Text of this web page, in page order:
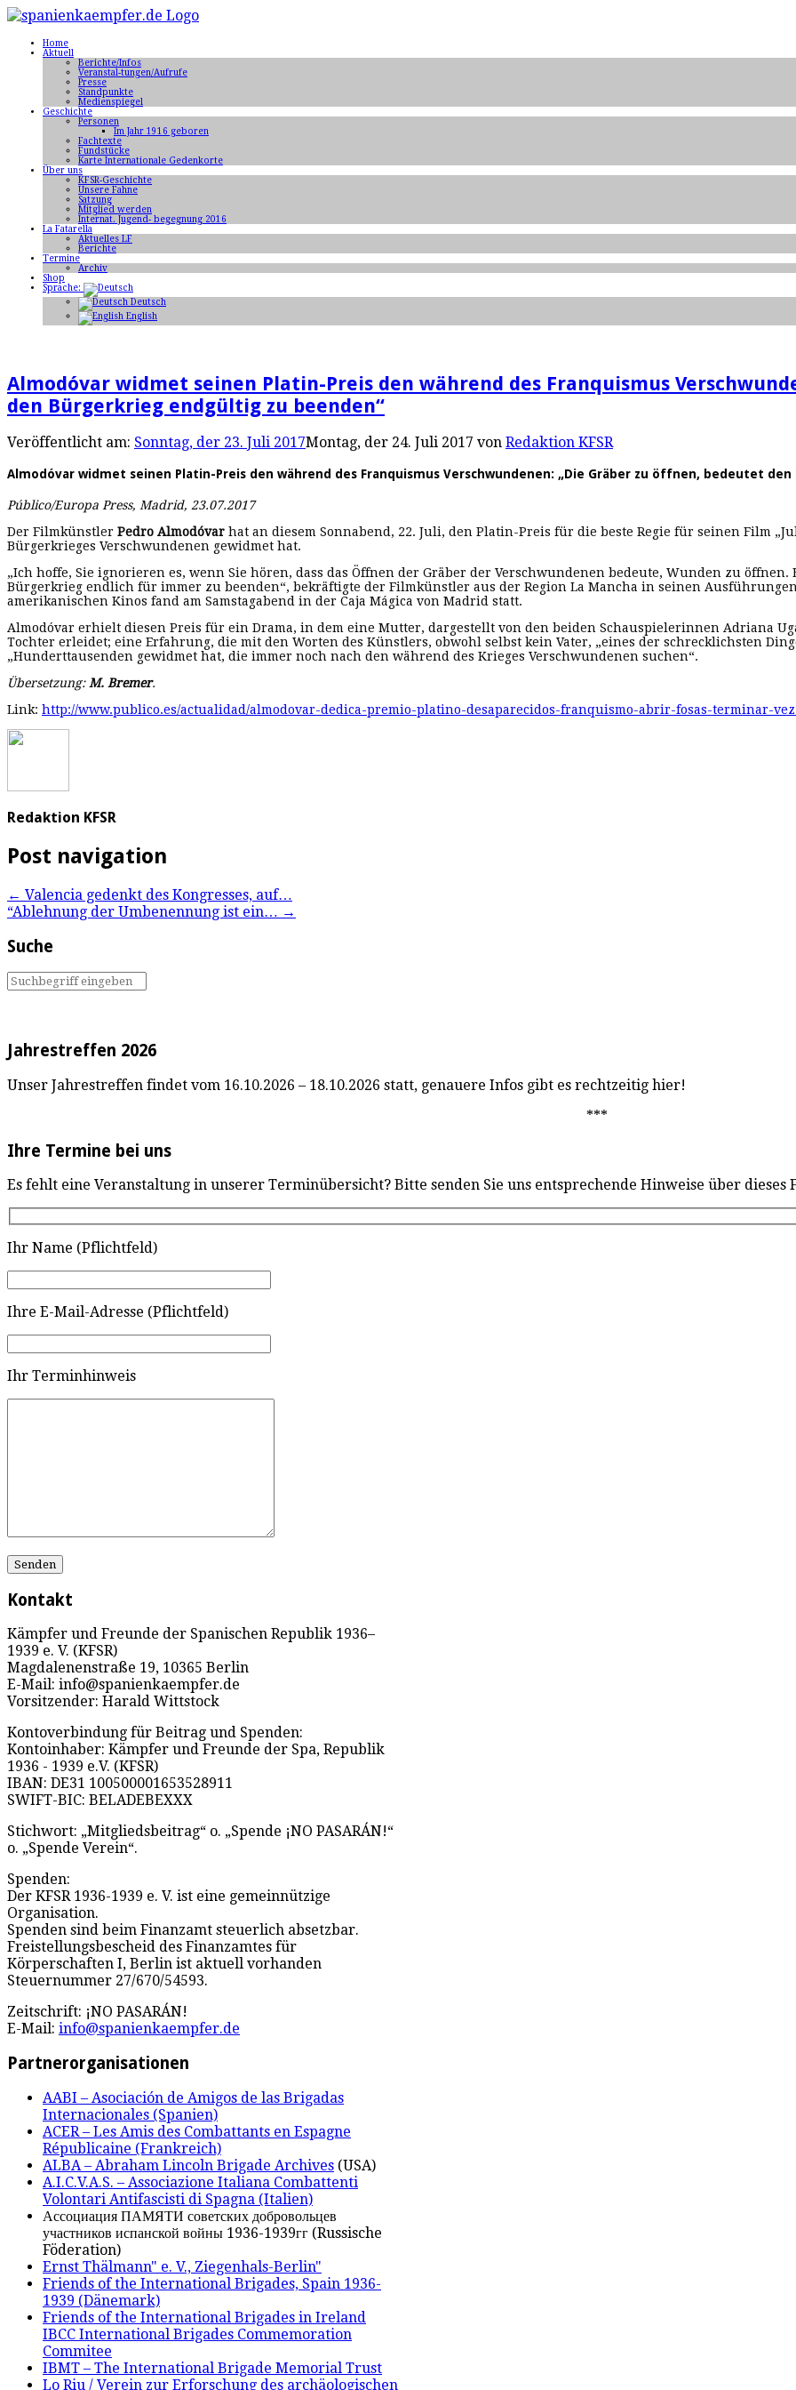
Home
Aktuell
Berichte/Infos
Veranstal-tungen/Aufrufe
Presse
Standpunkte
Medienspiegel
Geschichte
Personen
Im Jahr 1916 geboren
Fachtexte
Fundstücke
Karte Internationale Gedenkorte
Über uns
KFSR-Geschichte
Unsere Fahne
Satzung
Mitglied werden
Internat. Jugend- begegnung 2016
La Fatarella
Aktuelles LF
Berichte
Termine
Archiv
Shop
Sprache:
Deutsch
English
Almodóvar widmet seinen Platin-Preis den während des Franquismus
den Bürgerkrieg endgültig zu beenden“
Veröffentlicht am: Sonntag, der 23. Juli 2017Montag, der 24. Juli 2017 von Redaktion KFSR
Almodóvar widmet seinen Platin-Preis den während des Franquismus Verschwundenen: „Die Gräber zu öffnen, bedeutet
Público/Europa Press, Madrid, 23.07.2017
Der Filmkünstler Pedro Almodóvar hat an diesem Sonnabend, 22. Juli, den Platin-Preis für die beste Regie für seinen Film
Bürgerkrieges Ver­schwundenen gewidmet hat.
„Ich hoffe, Sie ignorieren es, wenn Sie hören, dass das Öffnen der Gräber der Verschwundenen bedeute, Wunden zu
Bürgerkrieg endlich für immer zu be­enden“, bekräftigte der Filmkünstler aus der Region La Mancha in seinen
amerikanischen Kinos fand am Samstagabend in der Caja Mágica von Madrid statt.
Almodóvar erhielt diesen Preis für ein Drama, in dem eine Mutter, dargestellt von den beiden Schau­spielerinnen Adriana
Tochter erleidet; eine Erfahrung, die mit den Worten des Künstlers, obwohl selbst kein Vater, „eines der schrecklichsten
„Hunderttausenden gewidmet hat, die immer noch nach den während des Krieges Verschwundenen suchen“.
Übersetzung: M. Bremer.
Link: http://www.publico.es/actualidad/almodovar-dedica-premio-platino-desaparecidos-franquismo-abrir-fosas-terminar-
Redaktion KFSR
Post navigation
← Valencia gedenkt des Kongresses, auf…
“Ablehnung der Umbenennung ist ein… →
Suche
Jahrestreffen 2026
Unser Jahrestreffen findet vom 16.10.2026 – 18.10.2026 statt, genauere Infos gibt es rechtzeitig hier!
***
Ihre Termine bei uns
Es fehlt eine Veranstaltung in unserer Terminübersicht? Bitte senden Sie uns entsprechende Hinweise über dieses
Ihr Name (Pflichtfeld)
Ihre E-Mail-Adresse (Pflichtfeld)
Ihr Terminhinweis
Kontakt
Kämpfer und Freunde der Spanischen Republik 1936–
1939 e. V. (KFSR)
Magdalenenstraße 19, 10365 Berlin
E-Mail: info@spanienkaempfer.de
Vorsitzender: Harald Wittstock
Kontoverbindung für Beitrag und Spenden:
Kontoinhaber: Kämpfer und Freunde der Spa, Republik
1936 - 1939 e.V. (KFSR)
IBAN: DE31 100500001653528911
SWIFT-BIC: BELADEBEXXX
Stichwort: „Mitgliedsbeitrag“ o. „Spende ¡NO PASARÁN!“
o. „Spende Verein“.
Spenden:
Der KFSR 1936-1939 e. V. ist eine gemeinnützige
Organisation.
Spenden sind beim Finanzamt steuerlich absetzbar.
Freistellungsbescheid des Finanzamtes für
Körperschaften I, Berlin ist aktuell vorhanden
Steuernummer 27/670/54593.
Zeitschrift: ¡NO PASARÁN!
E-Mail: info@spanienkaempfer.de
Partnerorganisationen
AABI – Asociación de Amigos de las Brigadas
Internacionales (Spanien)
ACER – Les Amis des Combattants en Espagne
Républicaine (Frankreich)
ALBA – Abraham Lincoln Brigade Archives (USA)
A.I.C.V.A.S. – Associazione Italiana Combattenti
Volontari Antifascisti di Spagna (Italien)
Ассоциация ПАМЯТИ советских добровольцев
участников испанской войны 1936-1939гг (Russische
Föderation)
Ernst Thälmann" e. V., Ziegenhals-Berlin"
Friends of the International Brigades, Spain 1936-
1939 (Dänemark)
Friends of the International Brigades in Ireland
IBCC International Brigades Commemoration
Commitee
IBMT – The International Brigade Memorial Trust
Lo Riu / Verein zur Erforschung des archäologischen